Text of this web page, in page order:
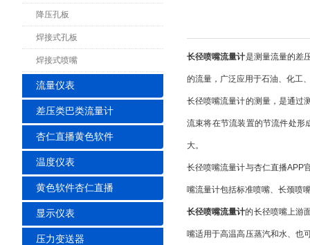
降压孔板
焊接式孔板
焊接式喷嘴
流量仪表
差压类巴类流量计
杏仁直播黄色软件
温度仪表
黄色软件杏仁直播
显示仪表
压力变送器
长径喷嘴流量计是测量流量的差压
的流量，广泛应用于石油、化工
长径喷嘴流量计的测量，是通过
流束将在节流装置的节流件处形成
大。
长径喷嘴流量计与杏仁直播APP官方
嘴流量计包括标准喷嘴、长颈喷嘴
长径喷嘴流量计的长径喷嘴上游
嘴适用于高温高压蒸汽和水、也